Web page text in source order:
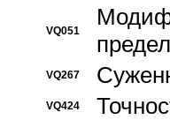
VQ051
VQ267
VQ424